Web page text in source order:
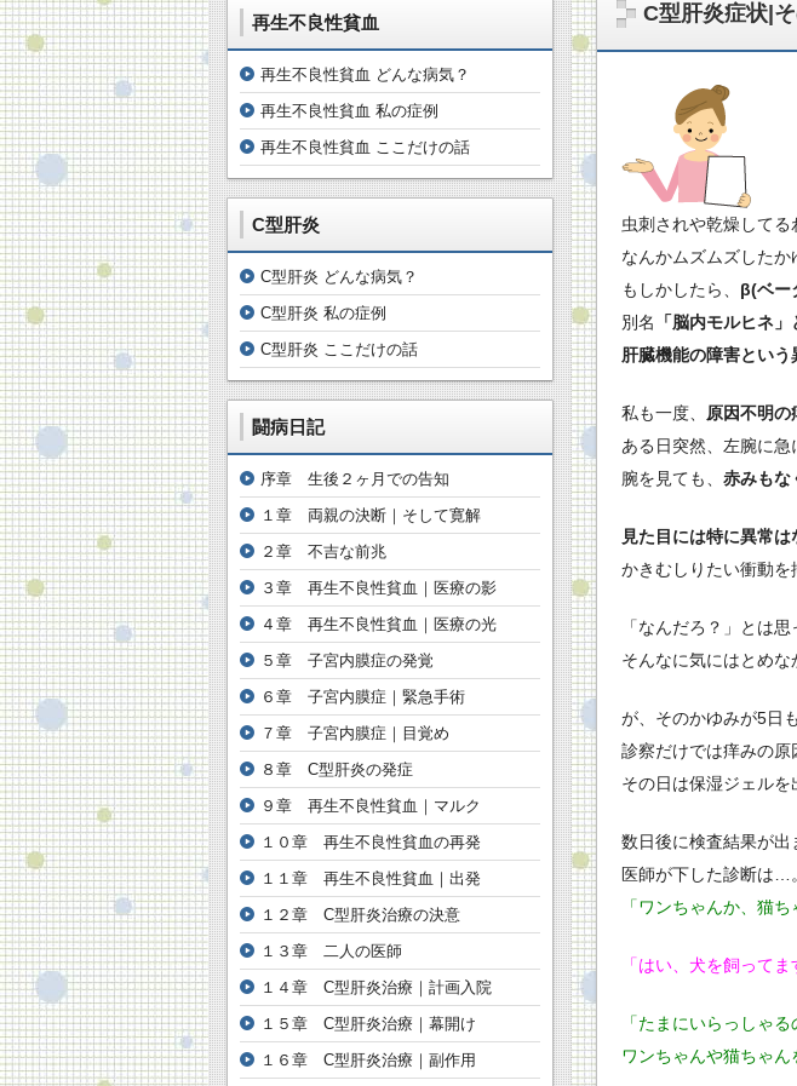
C型肝炎症状|
虫刺されや乾燥してる
なんかムズムズした
もしかしたら、 β(ベー
別名
「脳内モルヒネ
肝臓機能の障害という
私も一度、 原因不明の
ある日突然、左腕に
腕を見ても、 赤みもな
見た目には特に異常
かきむしりたい衝動を
「なんだろ？」とは
そんなに気にはとめな
が、そのかゆみが5日
診察だけでは痒みの原
その日は保湿ジェルを
数日後に検査結果が出
医師が下した診断は…。
「ワンちゃんか、猫
「はい、犬を飼ってま
「たまにいらっしゃ
ワンちゃんや猫ちゃん
再生不良性貧血
再生不良性貧血 どんな病気？
再生不良性貧血 私の症例
再生不良性貧血 ここだけの話
C型肝炎
C型肝炎 どんな病気？
C型肝炎 私の症例
C型肝炎 ここだけの話
闘病日記
序章 生後２ヶ月での告知
１章 両親の決断｜そして寛解
２章 不吉な前兆
３章 再生不良性貧血｜医療の影
４章 再生不良性貧血｜医療の光
５章 子宮内膜症の発覚
６章 子宮内膜症｜緊急手術
７章 子宮内膜症｜目覚め
８章 C型肝炎の発症
９章 再生不良性貧血｜マルク
１０章 再生不良性貧血の再発
１１章 再生不良性貧血｜出発
１２章 C型肝炎治療の決意
１３章 二人の医師
１４章 C型肝炎治療｜計画入院
１５章 C型肝炎治療｜幕開け
１６章 C型肝炎治療｜副作用